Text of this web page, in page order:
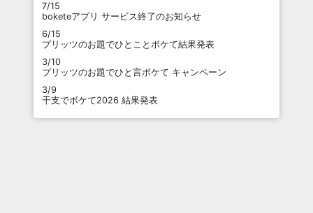
7/15
boketeアプリ サービス終了のお知らせ
6/15
プリッツのお題でひとことボケて結果発表
3/10
プリッツのお題でひと言ボケて キャンペーン
3/9
干支でボケて2026 結果発表